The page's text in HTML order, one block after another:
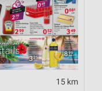
15 km